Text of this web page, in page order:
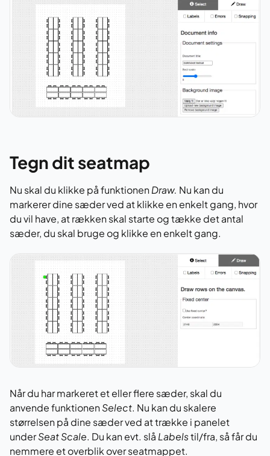
Tegn dit seatmap
Nu skal du klikke på funktionenDraw. Nu kan du
markerer dine sæder ved at klikke en enkelt gang, hvor
du vil have, at rækken skal starte og tække det antal
sæder, du skal bruge og klikke en enkelt gang.
Når du har markeret et eller flere sæder, skal du
anvende funktionenSelect. Nu kan du skalere
størrelsen på dine sæder ved at trække i panelet
underSeat Scale. Du kan evt. slåLabelstil/fra, så får du
nemmere et overblik over seatmappet.